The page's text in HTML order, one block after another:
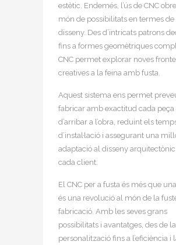
estètic. Endemés, l’ús de CNC
món de possibilitats en termes de
disseny. Des d’intricats patrons
fins a formes geomètriques
CNC permet explorar noves
creatives a la feina amb fusta.
Aquest sistema ens permet
fabricar amb exactitud cada peça
d’arribar a l’obra, reduint els
d’instal·lació i assegurant una
adaptació al disseny
cada client.
El CNC per a fusta és més que
és una revolució al món de la
fabricació. Amb les seves grans
possibilitats i avantatges, des de la
personalització fins a l’eficiència i